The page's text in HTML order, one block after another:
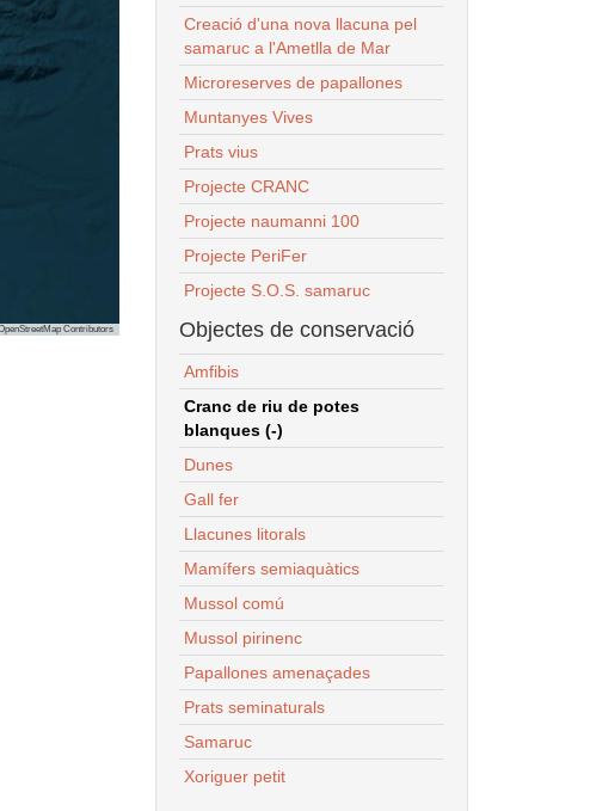
Contributors
Creació d'una nova llacuna pel
samaruc a l'Ametlla de Mar
Microreserves de papallones
Muntanyes Vives
Prats vius
Projecte CRANC
Projecte naumanni 100
Projecte PeriFer
Projecte S.O.S. samaruc
Objectes de conservació
Amfibis
Cranc de riu de potes
blanques (-)
Dunes
Gall fer
Llacunes litorals
Mamífers semiaquàtics
Mussol comú
Mussol pirinenc
Papallones amenaçades
Prats seminaturals
Samaruc
Xoriguer petit